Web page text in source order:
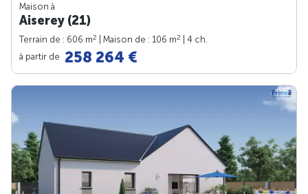
Maison à
Aiserey (21)
Terrain de : 606 m2 | Maison de : 106 m2
| 4 ch.
à partir de 258 264 €